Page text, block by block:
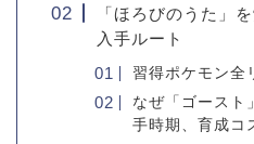
「ほろびのうた」
入手ルート
習得ポケモン全
なぜ「ゴースト
手時期、育成コ